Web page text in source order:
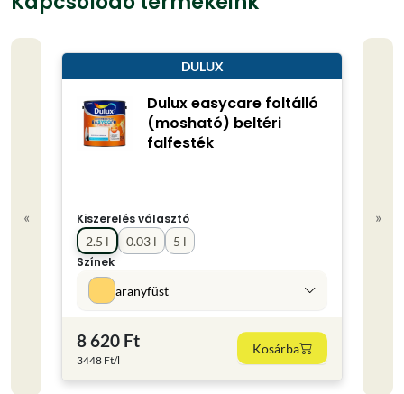
«
DULUX
Dulux easycare foltálló
(mosható) beltéri
falfesték
Kiszerelés választó
0.03 l
2.5 l
5 l
Színek
aranyfüst
8 620 Ft
3448 Ft/l
Kosárba
»